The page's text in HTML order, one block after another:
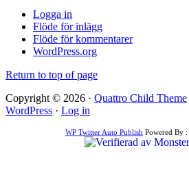
Logga in
Flöde för inlägg
Flöde för kommentarer
WordPress.org
Return to top of page
Copyright © 2026 · Quattro Child Theme
WordPress · Log in
WP Twitter Auto Publish Powered By :